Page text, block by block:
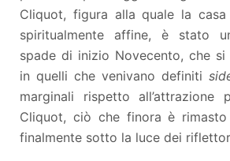
Cliquot, figura alla quale la
spiritualmente affine, è stato
spade di inizio Novecento, che
in quelli che venivano definiti
marginali rispetto all’attrazione
Cliquot, ciò che finora è rimasto
finalmente sotto la luce dei